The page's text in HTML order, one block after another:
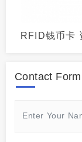
RFID钱币卡
Contact Form